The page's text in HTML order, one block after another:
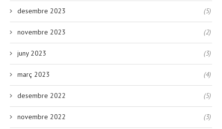
desembre 2023 (5)
novembre 2023 (2)
juny 2023 (3)
març 2023 (4)
desembre 2022 (5)
novembre 2022 (3)